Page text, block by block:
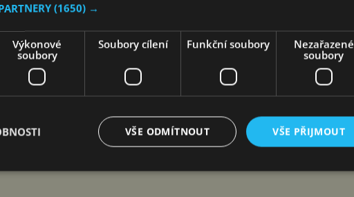
označených jako VIDEOSTREAM PROTEXT ZDARMA prosím
222 098 330, protext@ctk.cz.
(1650) →
Výkonové
soubory
Soubory cílení Funkční soubory
Nezařazené
soubory
VŠE PŘIJMOUT
VŠE ODMÍTNOUT